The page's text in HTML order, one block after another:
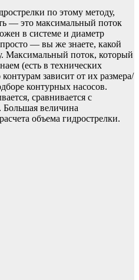
по этому методу,
— это максимальный поток
в системе и диаметр
— вы же знаете, какой
Максимальный поток, который
(есть в технических
зависит от их размера/
контурных насосов.
сравнивается с
Большая величина
объема гидрострелки.